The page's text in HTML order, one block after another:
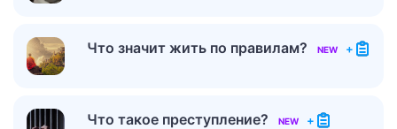
Что значит жить по правилам? NEW +
Что такое преступление? NEW +